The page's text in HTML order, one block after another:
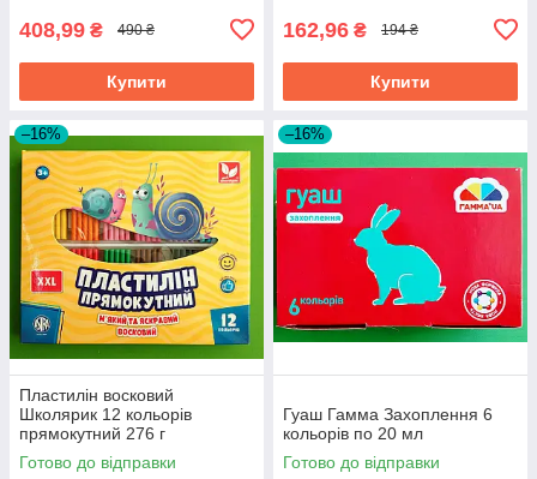
408,99 ₴ 490 ₴
Купити
162,96 ₴ 194 ₴
Купити
–16%
Пластилін восковий
Школярик 12 кольорів
прямокутний 276 г
Готово до відправки
–16%
Гуаш Гамма Захоплення 6
кольорів по 20 мл
Готово до відправки